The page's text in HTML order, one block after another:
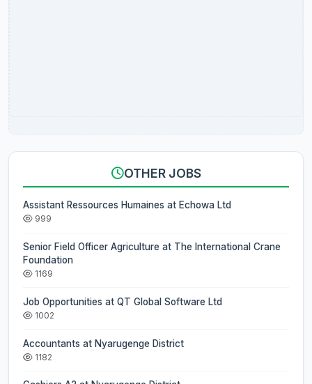
OTHER JOBS
Assistant Ressources Humaines at Echowa Ltd
999
Senior Field Officer Agriculture at The International Crane
Foundation
1169
Job Opportunities at QT Global Software Ltd
1002
Accountants at Nyarugenge District
1182